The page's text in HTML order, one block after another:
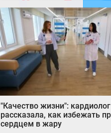
"Качество жизни": кардиолог
рассказала, как избежать
сердцем в жару